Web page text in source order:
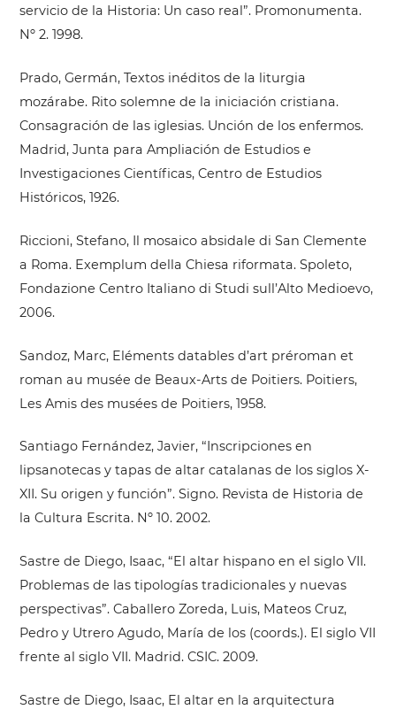
servicio de la Historia: Un caso real”. Promonumenta.
Nº 2. 1998.
Prado, Germán, Textos inéditos de la liturgia
mozárabe. Rito solemne de la iniciación cristiana.
Consagración de las iglesias. Unción de los enfermos.
Madrid, Junta para Ampliación de Estudios e
Investigaciones Científicas, Centro de Estudios
Históricos, 1926.
Riccioni, Stefano, Il mosaico absidale di San Clemente
a Roma. Exemplum della Chiesa riformata. Spoleto,
Fondazione Centro Italiano di Studi sull’Alto Medioevo,
2006.
Sandoz, Marc, Eléments datables d’art préroman et
roman au musée de Beaux-Arts de Poitiers. Poitiers,
Les Amis des musées de Poitiers, 1958.
Santiago Fernández, Javier, “Inscripciones en
lipsanotecas y tapas de altar catalanas de los siglos X-
XII. Su origen y función”. Signo. Revista de Historia de
la Cultura Escrita. Nº 10. 2002.
Sastre de Diego, Isaac, “El altar hispano en el siglo VII.
Problemas de las tipologías tradicionales y nuevas
perspectivas”. Caballero Zoreda, Luis, Mateos Cruz,
Pedro y Utrero Agudo, María de los (coords.). El siglo VII
frente al siglo VII. Madrid. CSIC. 2009.
Sastre de Diego, Isaac, El altar en la arquitectura